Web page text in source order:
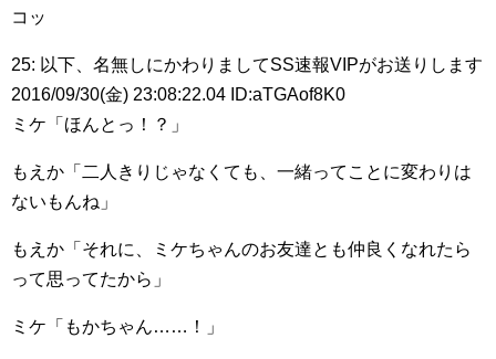
コッ
25: 以下、名無しにかわりましてSS速報VIPがお送りします
2016/09/30(金) 23:08:22.04 ID:aTGAof8K0
ミケ「ほんとっ！？」
もえか「二人きりじゃなくても、一緒ってことに変わりは
ないもんね」
もえか「それに、ミケちゃんのお友達とも仲良くなれたら
って思ってたから」
ミケ「もかちゃん……！」